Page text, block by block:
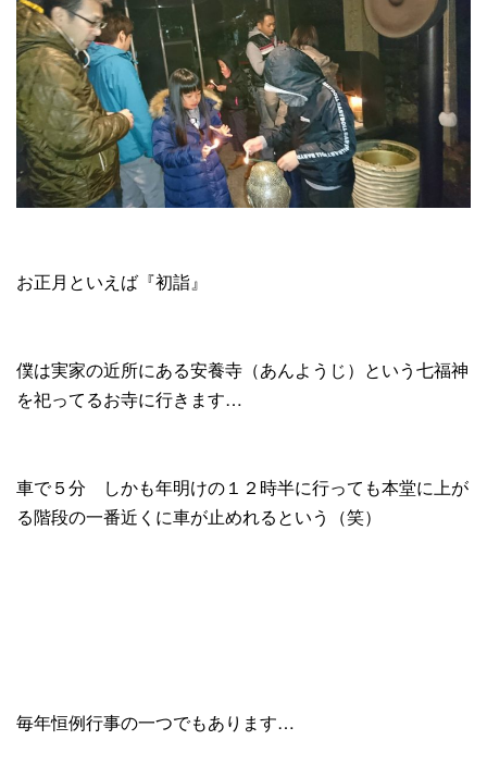
お正月といえば『初詣』
僕は実家の近所にある安養寺（あんようじ）という七福神
を祀ってるお寺に行きます…
車で５分 しかも年明けの１２時半に行っても本堂に上が
る階段の一番近くに車が止めれるという（笑）
毎年恒例行事の一つでもあります…